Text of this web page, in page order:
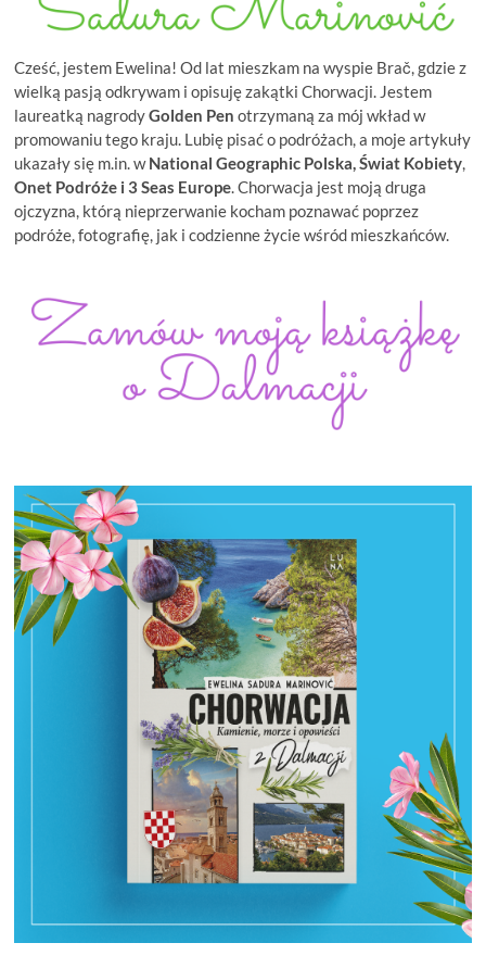
Cześć, jestem Ewelina! Od lat mieszkam na wyspie Brač, gdzie z
wielką pasją odkrywam i opisuję zakątki Chorwacji. Jestem
laureatką nagrodyGolden Penotrzymaną za mój wkład w
promowaniu tego kraju. Lubię pisać o podróżach, a moje artykuły
ukazały się m.in. wNational Geographic Polska, Świat Kobiety,
Onet Podróże i 3 Seas Europe. Chorwacja jest moją druga
ojczyzna, którą nieprzerwanie kocham poznawać poprzez
podróże, fotografię, jak i codzienne życie wśród mieszkańców.